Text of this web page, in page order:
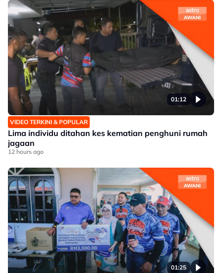
01:12
VIDEO TERKINI & POPULAR
Lima individu ditahan kes kematian penghuni rumah
jagaan
12 hours ago
01:25